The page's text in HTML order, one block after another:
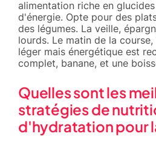
alimentation riche en
d'énergie. Opte pour des
des légumes. La veille,
lourds. Le matin de la
léger mais énergétique est
complet, banane, et une
Quelles sont les
stratégies de
d'hydratation pour